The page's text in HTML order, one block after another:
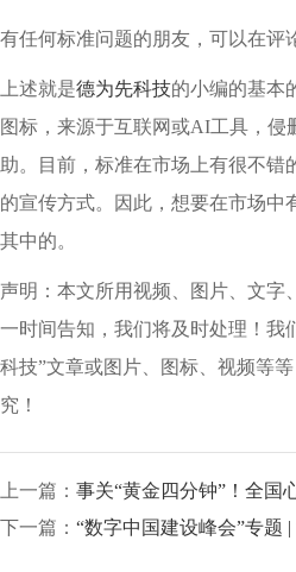
有任何标准问题的朋友，可以在评
上述就是德为先科技的小编的基本
图标，来源于互联网或AI工具，侵
助。目前，标准在市场上有很不错
的宣传方式。因此，想要在市场中
其中的。
声明：本文所用视频、图片、文字
一时间告知，我们将及时处理！我
科技”文章或图片、图标、视频等
究！
上一篇： 事关“黄金四分钟”！全国心
下一篇： “数字中国建设峰会”专题 | “数据要